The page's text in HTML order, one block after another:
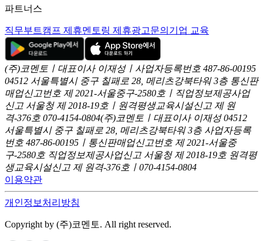
파트너스
직무부트캠프 제휴멘토링 제휴광고문의 기업 교육
(주)코멘토ㅣ대표이사 이재성ㅣ사업자등록번호 487-86-00195
04512 서울특별시 중구 칠패로 28, 메리츠강북타워 3층 통신판
매업신고번호 제 2021-서울중구-2580호ㅣ직업정보제공사업
신고 서울청 제 2018-19호ㅣ원격평생교육시설신고 제 원
격-376호 070-4154-0804(주)코멘토ㅣ대표이사 이재성 04512
서울특별시 중구 칠패로 28, 메리츠강북타워 3층 사업자등록
번호 487-86-00195ㅣ통신판매업신고번호 제 2021-서울중
구-2580호 직업정보제공사업신고 서울청 제 2018-19호 원격평
생교육시설신고 제 원격-376호ㅣ070-4154-0804
이용약관
개인정보처리방침
Copyright by (주)코멘토. All right reserved.